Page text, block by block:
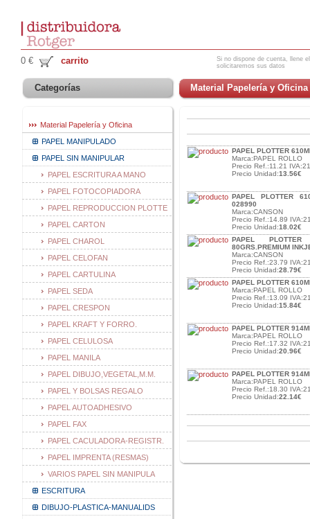
0 € carrito
Si no dispone de cuenta, llene
solicitaremos sus datos
Categorías
Material Papelería y Oficina
PAPEL MANIPULADO
PAPEL SIN MANIPULAR
PAPEL ESCRITURA A MANO
PAPEL FOTOCOPIADORA
PAPEL REPRODUCCION PLOTTE
PAPEL CARTON
PAPEL CHAROL
PAPEL CELOFAN
PAPEL CARTULINA
PAPEL SEDA
PAPEL CRESPON
PAPEL KRAFT Y FORRO.
PAPEL CELULOSA
PAPEL MANILA
PAPEL DIBUJO,VEGETAL,M.M.
PAPEL Y BOLSAS REGALO
PAPEL AUTOADHESIVO
PAPEL FAX
PAPEL CACULADORA-REGISTR.
PAPEL IMPRENTA (RESMAS)
VARIOS PAPEL SIN MANIPULA
ESCRITURA
DIBUJO-PLASTICA-MANUALIDS
Material Papelería y Oficina
PAPEL PLOTTER
Marca:PAPEL ROLLO
Precio Ref.:11.21
Precio Unidad:13.56€
PAPEL PLOTTER
028990
Marca:CANSON
Precio Ref.:14.89
Precio Unidad:18.02€
PAPEL
80GRS.PREMIUM
Marca:CANSON
Precio Ref.:23.79
Precio Unidad:28.79€
PAPEL PLOTTER
Marca:PAPEL ROLLO
Precio Ref.:13.09
Precio Unidad:15.84€
PAPEL PLOTTER
Marca:PAPEL ROLLO
Precio Ref.:17.32
Precio Unidad:20.96€
PAPEL PLOTTER
Marca:PAPEL ROLLO
Precio Ref.:18.30
Precio Unidad:22.14€